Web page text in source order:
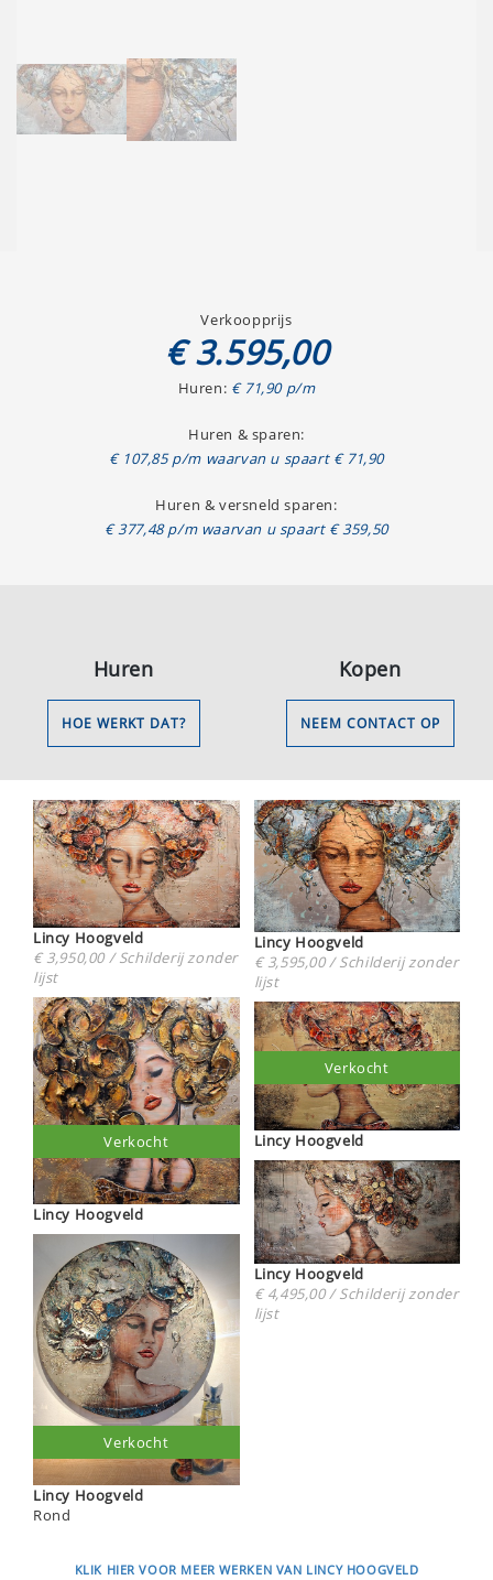
Verkoopprijs
€ 3.595,00
Huren: € 71,90 p/m
Huren & sparen:
€ 107,85 p/m waarvan u spaart € 71,90
Huren & versneld sparen:
€ 377,48 p/m waarvan u spaart € 359,50
Huren
HOE WERKT DAT?
Kopen
NEEM CONTACT OP
Lincy Hoogveld
€ 3,950,00 / Schilderij zonder
lijst
Lincy Hoogveld
Verkocht
Lincy Hoogveld
Rond
Verkocht
Lincy Hoogveld
€ 3,595,00 / Schilderij zonder
lijst
Lincy Hoogveld
Verkocht
Lincy Hoogveld
€ 4,495,00 / Schilderij zonder
lijst
KLIK HIER VOOR MEER WERKEN VAN LINCY HOOGVELD